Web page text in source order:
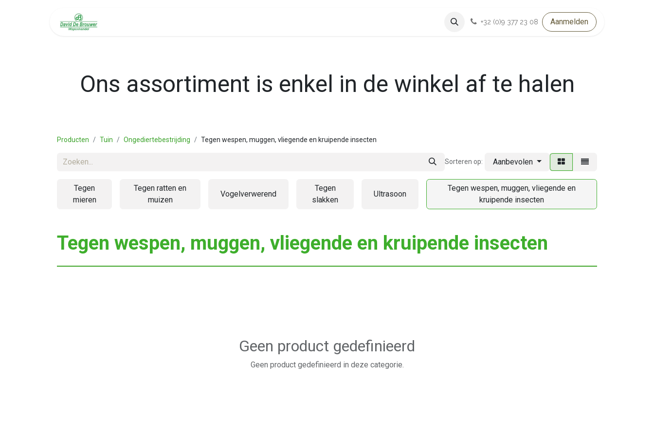
+32 (0)9 377 23 08 Aanmelden
Ons assortiment is enkel in de winkel af te halen
Producten Tuin Ongediertebestrijding Tegen wespen, muggen, vliegende en kruipende insecten
Sorteren op: Aanbevolen
Tegen
mieren
Tegen ratten en
muizen
Vogelverwerend
Tegen
slakken
Ultrasoon
Tegen wespen, muggen, vliegende en
kruipende insecten
Tegen wespen, muggen, vliegende en kruipende insecten
Geen product gedefinieerd
Geen product gedefinieerd in deze categorie.